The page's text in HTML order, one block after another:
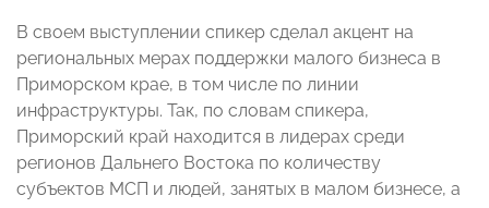
В своем выступлении спикер сделал акцент на
региональных мерах поддержки малого бизнеса в
Приморском крае, в том числе по линии
инфраструктуры. Так, по словам спикера,
Приморский край находится в лидерах среди
регионов Дальнего Востока по количеству
субъектов МСП и людей, занятых в малом бизнесе, а